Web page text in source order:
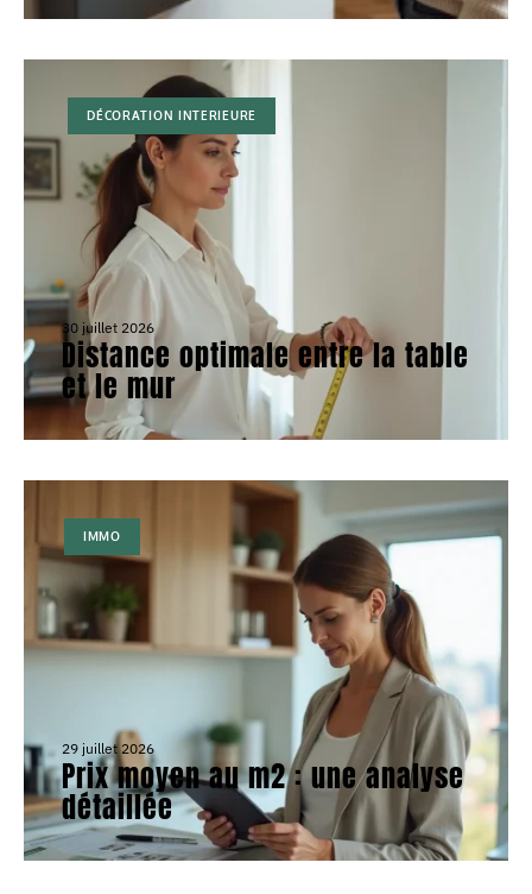
DÉCORATION INTERIEURE
30 juillet 2026
Distance optimale entre la table
et le mur
IMMO
29 juillet 2026
Prix moyen au m2 : une analyse
détaillée